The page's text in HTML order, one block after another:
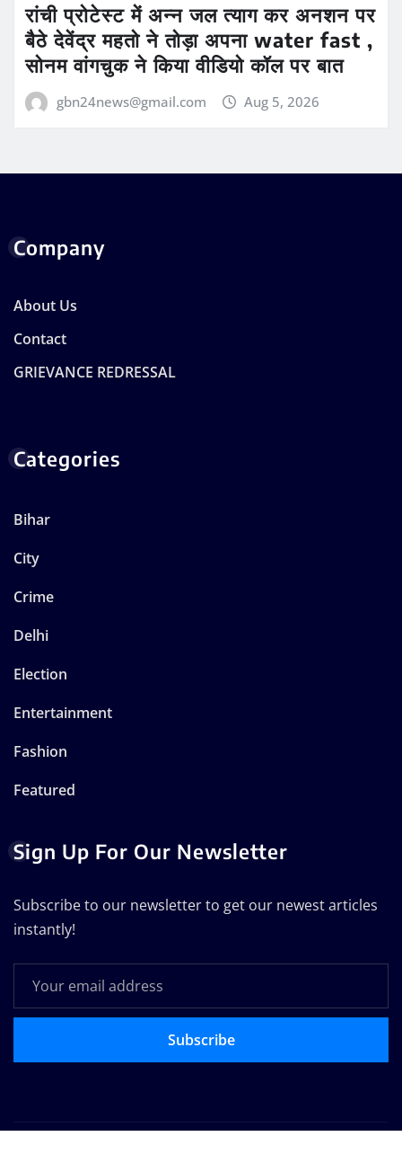
रांची प्रोटेस्ट में अन्न जल त्याग कर अनशन पर
बैठे देवेंद्र महतो ने तोड़ा अपना water fast ,
सोनम वांगचुक ने किया वीडियो कॉल पर बात
gbn24news@gmail.com Aug 5, 2026
Company
About Us
Contact
GRIEVANCE REDRESSAL
Categories
Bihar
City
Crime
Delhi
Election
Entertainment
Fashion
Featured
Sign Up For Our Newsletter
Subscribe to our newsletter to get our newest articles
instantly!
Subscribe